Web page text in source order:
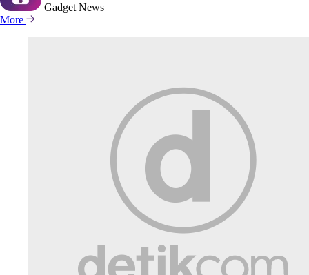
Gadget News
More